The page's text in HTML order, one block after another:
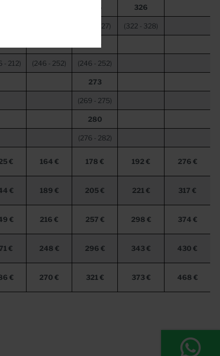
225 326
227) (322 - 328)
- 212) (246 - 252) (246 - 252)
273
(269 - 275)
280
(276 - 282)
€ 164 € 178 € 192 € 276 €
€ 189 € 205 € 221 € 317 €
€ 216 € 257 € 298 € 374 €
€ 248 € 296 € 343 € 430 €
€ 270 € 321 € 373 € 468 €